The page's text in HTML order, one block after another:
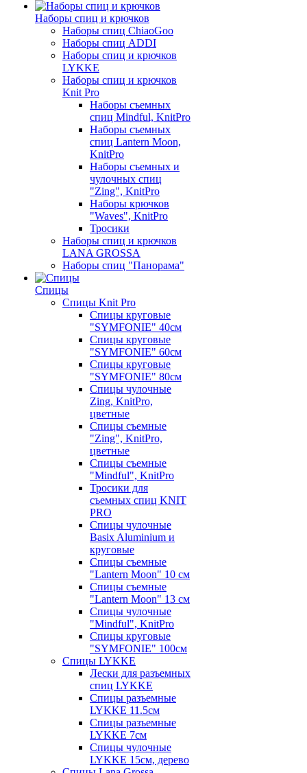
Наборы спиц и крючков
Наборы спиц ChiaoGoo
Наборы спиц ADDI
Наборы спиц и крючков
LYKKE
Наборы спиц и крючков
Knit Pro
Наборы съемных
спиц Mindful, KnitPro
Наборы съемных
спиц Lantern Moon,
KnitPro
Наборы съемных и
чулочных спиц
"Zing", KnitPro
Наборы крючков
"Waves", KnitPro
Тросики
Наборы спиц и крючков
LANA GROSSA
Наборы спиц "Панорама"
Спицы
Спицы Knit Pro
Спицы круговые
"SYMFONIE" 40см
Спицы круговые
"SYMFONIE" 60см
Спицы круговые
"SYMFONIE" 80см
Спицы чулочные
Zing, KnitPro,
цветные
Спицы съемные
"Zing", KnitPro,
цветные
Спицы съемные
"Mindful", KnitPro
Тросики для
съемных спиц KNIT
PRO
Спицы чулочные
Basix Aluminium и
круговые
Спицы съемные
"Lantern Moon" 10 см
Спицы съемные
"Lantern Moon" 13 см
Спицы чулочные
"Mindful", KnitPro
Спицы круговые
"SYMFONIE" 100см
Спицы LYKKE
Лески для разъемных
спиц LYKKE
Спицы разъемные
LYKKE 11.5см
Спицы разъемные
LYKKE 7см
Спицы чулочные
LYKKE 15см, дерево